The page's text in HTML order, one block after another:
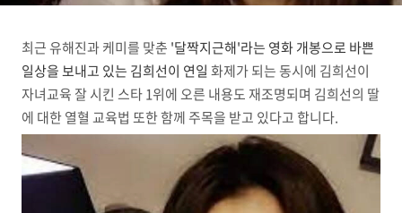
최근 유해진과 케미를 맞춘 '달짝지근해'라는 영화 개봉으로 바쁜
일상을 보내고 있는 김희선이 연일 화제가 되는 동시에 김희선이
자녀교육 잘 시킨 스타 1위에 오른 내용도 재조명되며 김희선의 딸
에 대한 열혈 교육법 또한 함께 주목을 받고 있다고 합니다.